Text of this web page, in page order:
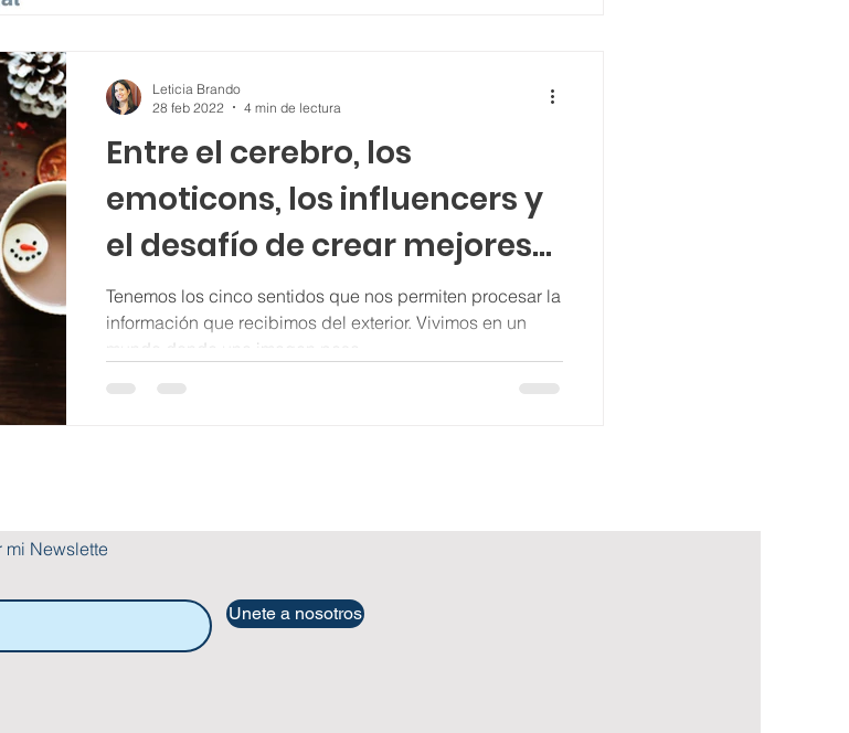
Entre el cerebro, los
emoticons, los influencers y
el desafío de crear mejores
conexiones
Tenemos los cinco sentidos que nos permiten procesar la
información que recibimos del exterior. Vivimos en un
mundo donde una imagen pesa
Leticia Brando
28 feb 2022
4 min de lectura
Newsletter
Unete a nosotros